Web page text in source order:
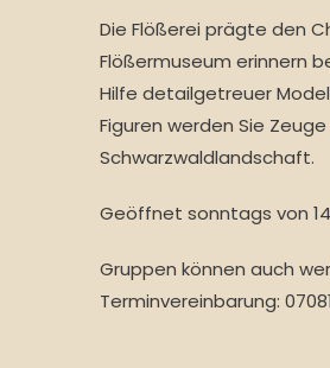
Die Flößerei prägte den
Flößermuseum erinnern
Hilfe detailgetreuer
Figuren werden Sie
Schwarzwaldlandschaft.
Geöffnet sonntags von
Gruppen können auch
Terminvereinbarung: